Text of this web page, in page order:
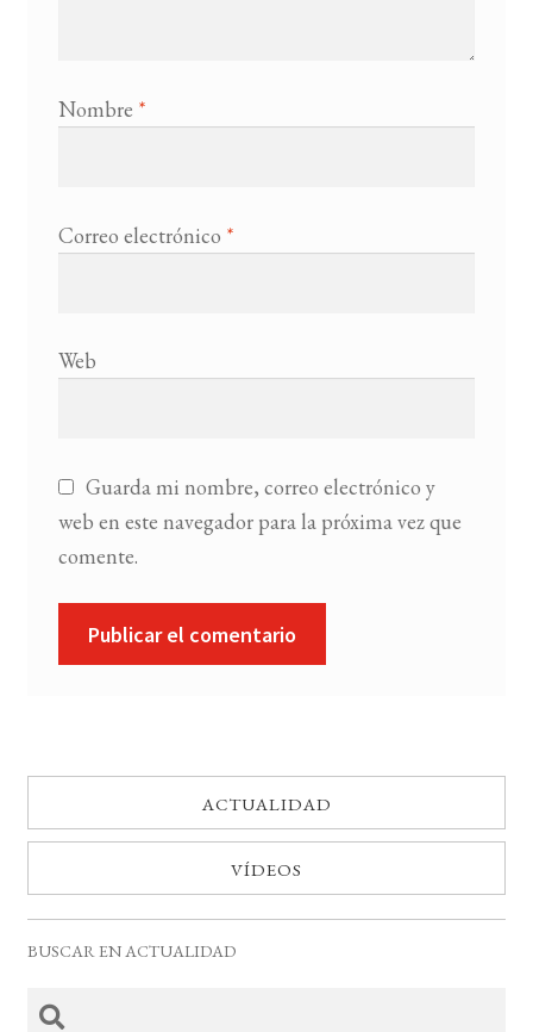
Nombre *
Correo electrónico *
Web
Guarda mi nombre, correo electrónico y
web en este navegador para la próxima vez que
comente.
ACTUALIDAD
VÍDEOS
BUSCAR EN ACTUALIDAD